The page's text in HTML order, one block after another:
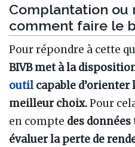
Complantation ou
comment faire le
Pour répondre à cette
BIVB met à la
outilcapable
meilleur choix.Pour
en compte des
évaluer la perte de